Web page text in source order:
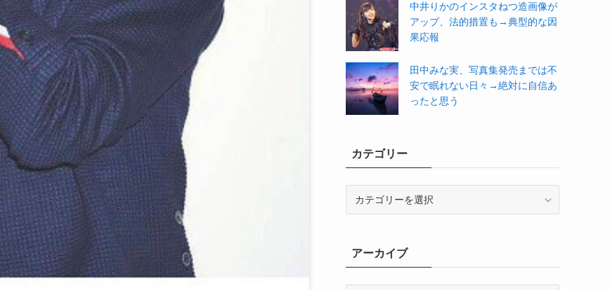
中井りかのインスタねつ造画像が
アップ、法的措置も→典型的な因
果応報
田中みな実、写真集発売までは不
安で眠れない日々→絶対に自信あ
ったと思う
カテゴリー
ーアーカイブ